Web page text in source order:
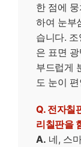
한 점에
하여 눈부
습니다.
은 표면
부드럽게
도 눈이
Q. 전자칠
리칠판을
A. 네, 스